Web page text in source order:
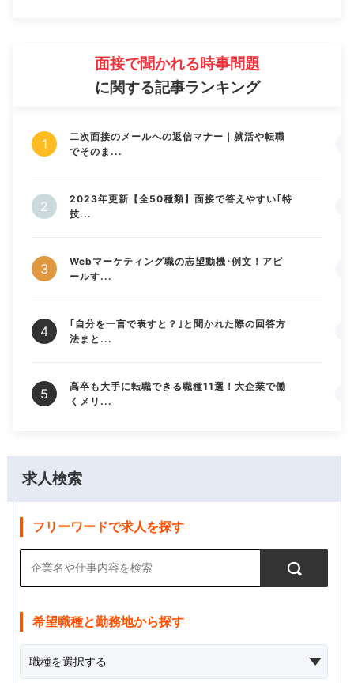
求人検索
フリーワードで求人を探す
希望職種と勤務地から探す
面接で聞かれる時事問題
に関する記事ランキング
二次面接のメールへの返信マナー｜就活や転職
でそのま...
2023年更新【全50種類】面接で答えやすい｢特
技...
Webマーケティング職の志望動機･例文！アピ
ールす...
｢自分を一言で表すと？｣と聞かれた際の回答方
法まと...
高卒も大手に転職できる職種11選！大企業で働
くメリ...